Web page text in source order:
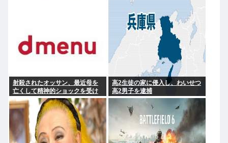
射殺されたオッサン、最近母を
亡くして精神的ショックを受け
ていたと判明
高2生徒の家に侵入し、わいせつ
高2男子を逮捕